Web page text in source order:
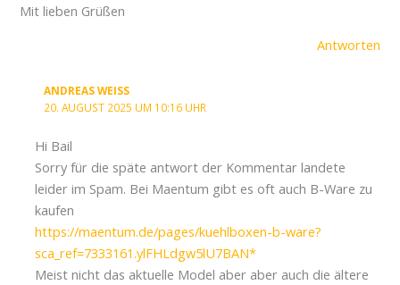
Mit lieben Grüßen
Antworten
ANDREAS WEISS
20. AUGUST 2025 UM 10:16 UHR
Hi Bail
Sorry für die späte antwort der Kommentar landete
leider im Spam. Bei Maentum gibt es oft auch B-Ware zu
kaufen
https://maentum.de/pages/kuehlboxen-b-ware?
sca_ref=7333161.ylFHLdgw5lU7BAN
Meist nicht das aktuelle Model aber aber auch die ältere